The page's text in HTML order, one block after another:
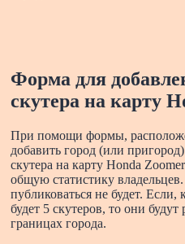
Форма для
скутера на карту
При помощи формы,
добавить город (или
скутера на карту Honda
общую статистику
публиковаться не будет.
будет 5 скутеров, то они
границах города.